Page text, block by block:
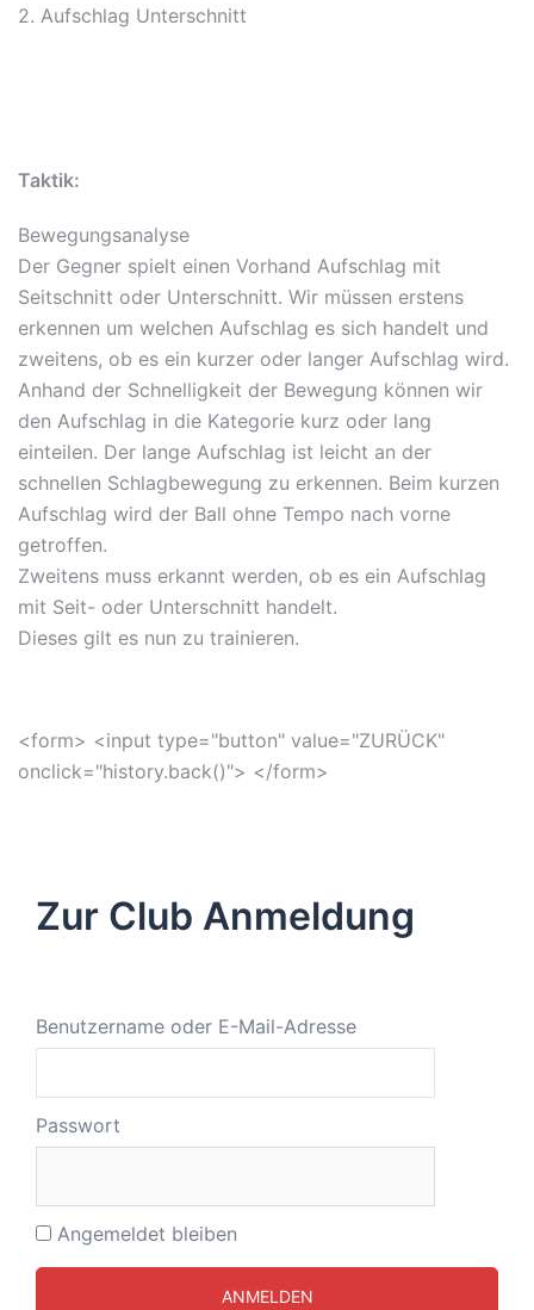
2. Aufschlag Unterschnitt
Taktik:
Bewegungsanalyse
Der Gegner spielt einen Vorhand Aufschlag mit
Seitschnitt oder Unterschnitt. Wir müssen erstens
erkennen um welchen Aufschlag es sich handelt und
zweitens, ob es ein kurzer oder langer Aufschlag wird.
Anhand der Schnelligkeit der Bewegung können wir
den Aufschlag in die Kategorie kurz oder lang
einteilen. Der lange Aufschlag ist leicht an der
schnellen Schlagbewegung zu erkennen. Beim kurzen
Aufschlag wird der Ball ohne Tempo nach vorne
getroffen.
Zweitens muss erkannt werden, ob es ein Aufschlag
mit Seit- oder Unterschnitt handelt.
Dieses gilt es nun zu trainieren.
<form> <input type="button" value="ZURÜCK"
onclick="history.back()"> </form>
Zur Club Anmeldung
Benutzername oder E-Mail-Adresse
Passwort
Angemeldet bleiben